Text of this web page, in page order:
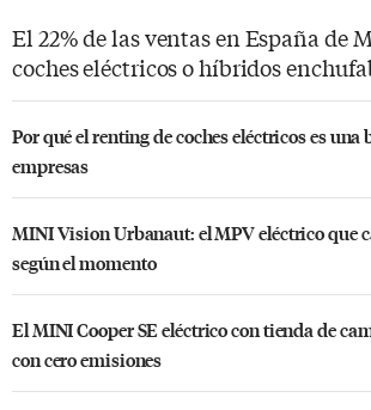
El 22% de las ventas en España de
coches eléctricos o híbridos
Por qué el renting de coches eléctricos es una
empresas
MINI Vision Urbanaut: el MPV eléctrico que
según el momento
El MINI Cooper SE eléctrico con tienda de
con cero emisiones